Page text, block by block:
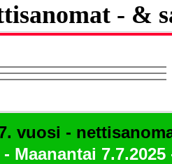
- &
vuosi -
- Maanantai 7.7.2025